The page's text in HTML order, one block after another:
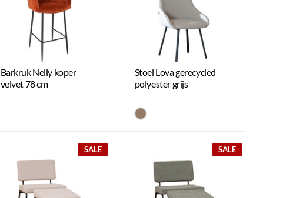
Barkruk Nelly koper
velvet 78 cm
Stoel Lova gerecycled
polyester grijs
#967b6a
SALE SALE